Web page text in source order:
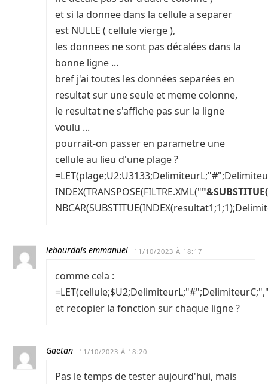
et si la donnee dans la cellule a separer
est NULLE ( cellule vierge ),
les donnees ne sont pas décalées dans la
bonne ligne ...
bref j'ai toutes les données separées en
resultat sur une seule et meme colonne,
le resultat ne s'affiche pas sur la ligne
voulu ...
pourrait-on passer en parametre une
cellule au lieu d'une plage ?
INDEX(TRANSPOSE(FILTRE.XML("
lebourdais emmanuel 11/10/2023 À 18:17
comme cela :
et recopier la fonction sur chaque ligne ?
Gaetan 11/10/2023 À 18:20
Pas le temps de tester aujourd'hui, mais